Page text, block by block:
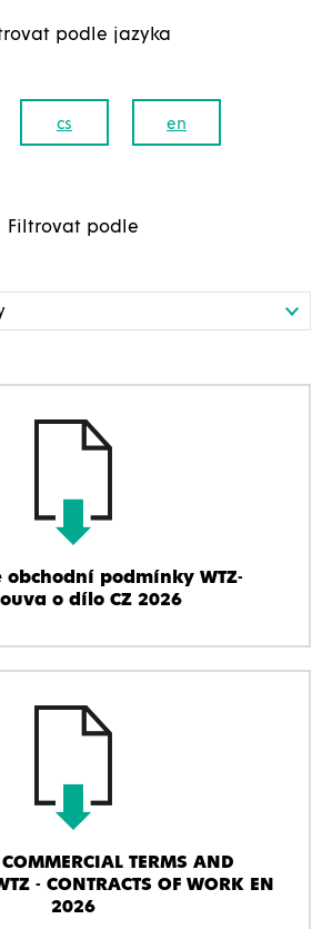
podle jazyka
cs en
Filtrovat podle
obchodní podmínky WTZ-
o dílo CZ 2026
TERMS AND
- CONTRACTS OF WORK EN
2026